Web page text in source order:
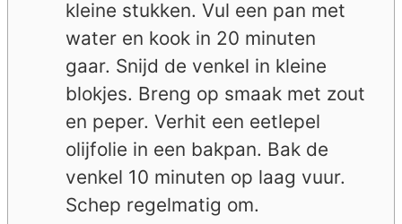
kleine stukken. Vul een pan met
water en kook in 20 minuten
gaar. Snijd de venkel in kleine
blokjes. Breng op smaak met zout
en peper. Verhit een eetlepel
olijfolie in een bakpan. Bak de
venkel 10 minuten op laag vuur.
Schep regelmatig om.